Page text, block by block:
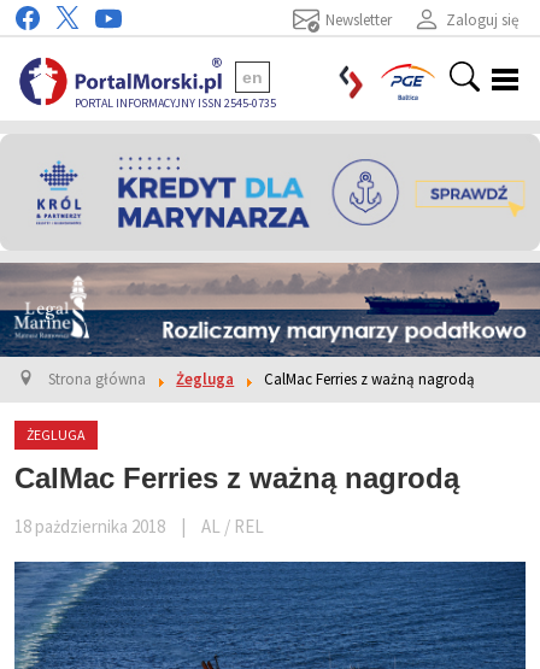
Zaloguj się
Newsletter
PORTAL INFORMACYJNY ISSN 2545-0735
en
Strona główna Żegluga CalMac Ferries z ważną nagrodą
ŻEGLUGA
CalMac Ferries z ważną nagrodą
18 pażdziernika 2018 AL / REL